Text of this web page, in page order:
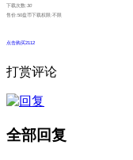
下载次数:30
售价:50盘币下载权限:不限
点击购买2112
打赏评论
全部回复